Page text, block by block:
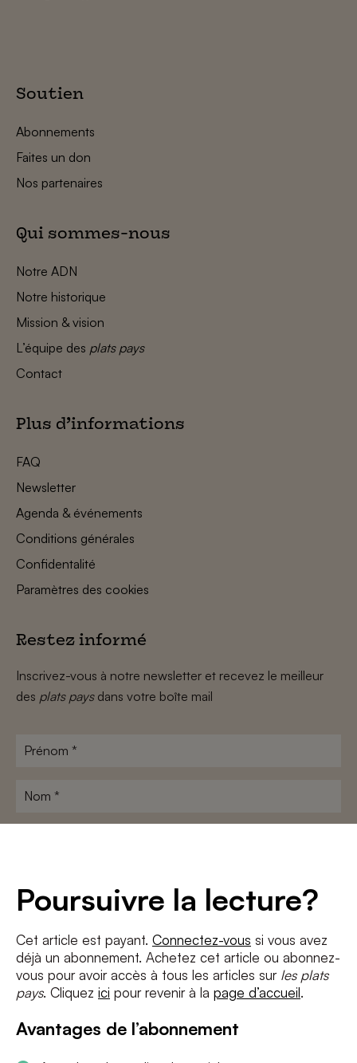
Poursuivre la lecture?
Cet article est payant. Connectez-vous si vous avez
déjà un abonnement. Achetez cet article ou abonnez-
vous pour avoir accès à tous les articles sur les plats
pays. Cliquez ici pour revenir à la page d’accueil.
Avantages de l’abonnement
Soutien
Abonnements
Faites un don
Nos partenaires
Qui sommes-nous
Notre ADN
Notre historique
Mission & vision
L’équipe des plats pays
Contact
Plus d’informations
FAQ
Newsletter
Agenda & événements
Conditions générales
Confidentalité
Paramètres des cookies
Restez informé
Inscrivez-vous à notre newsletter et recevez le meilleur
des plats paysdans votre boîte mail
Prénom
Nom
J'accepte les termes et conditions etla politique de confidentialité
S'INSCRIRE